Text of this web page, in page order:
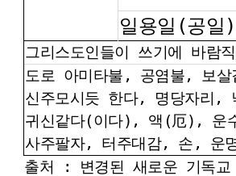
일용일(공일)
그리스도인들이 쓰기에 바
도로 아미타불, 공염불, 보
신주모시듯 한다, 명당자리
귀신같다(이다), 액(厄),
사주팔자, 터주대감, 손, 운
출처 : 변경된 새로운 기독교